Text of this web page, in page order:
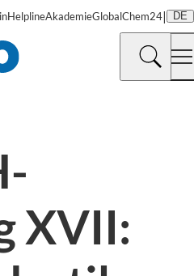
HelplineAkademieGlobalChem24| DE
XVII: